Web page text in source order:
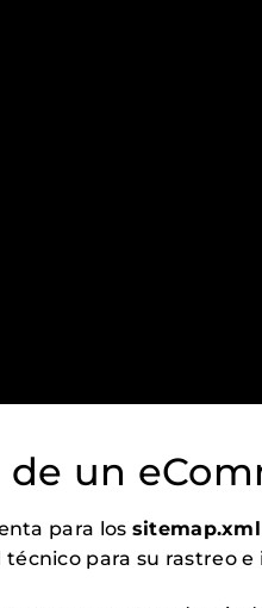
un
para los
para su rastreo e